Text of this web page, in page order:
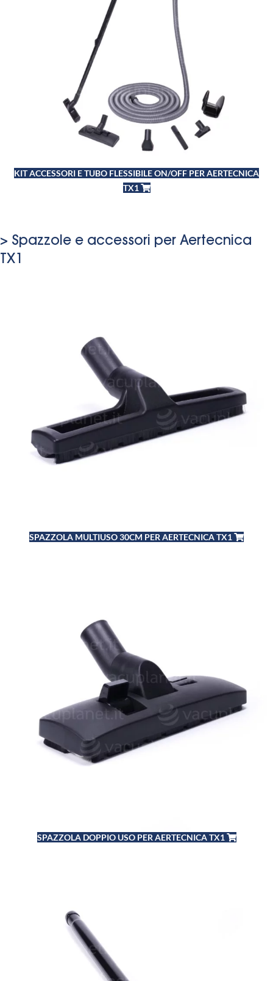
KIT ACCESSORI E TUBO FLESSIBILE ON/OFF PER AERTECNICA
TX1
> Spazzole e accessori per Aertecnica
TX1
SPAZZOLA MULTIUSO 30CM PER AERTECNICA TX1
SPAZZOLA DOPPIO USO PER AERTECNICA TX1